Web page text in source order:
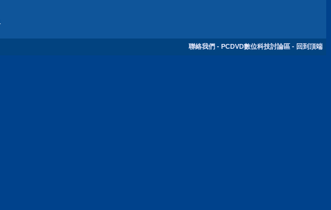
聯絡我們 - PCDVD數位科技討論區 - 回到頂端